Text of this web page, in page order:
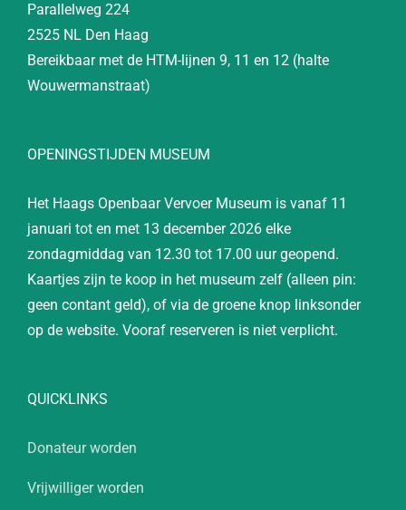
Parallelweg 224
2525 NL Den Haag
Bereikbaar met de HTM-lijnen 9, 11 en 12 (halte
Wouwermanstraat)
OPENINGSTIJDEN MUSEUM
Het Haags Openbaar Vervoer Museum is vanaf 11
januari tot en met 13 december 2026 elke
zondagmiddag van 12.30 tot 17.00 uur geopend.
Kaartjes zijn te koop in het museum zelf (alleen pin:
geen contant geld), of via de groene knop linksonder
op de website. Vooraf reserveren is niet verplicht.
QUICKLINKS
Donateur worden
Vrijwilliger worden